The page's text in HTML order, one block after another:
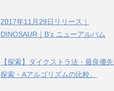
2017年11月29日リリース｜
DINOSAUR｜B’z ニューアルバム
【探索】ダイクストラ法・最良優先
探索・Aアルゴリズムの比較。